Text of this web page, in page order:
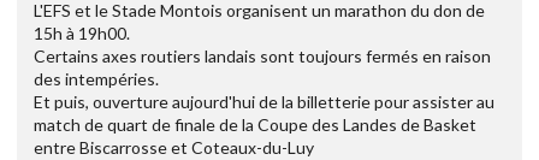
L'EFS et le Stade Montois organisent un marathon du don de
15h à 19h00.
Certains axes routiers landais sont toujours fermés en raison
des intempéries.
Et puis, ouverture aujourd'hui de la billetterie pour assister au
match de quart de finale de la Coupe des Landes de Basket
entre Biscarrosse et Coteaux-du-Luy